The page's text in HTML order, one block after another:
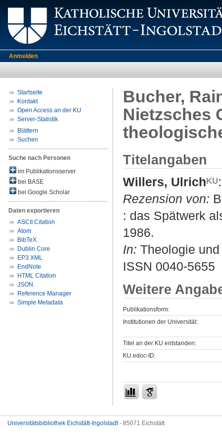
Anmelden
Startseite
Kontakt
Open Access an der KU
Server-Statistik
Blättern
Suchen
Suche nach Personen
im Publikationsserver
bei BASE
bei Google Scholar
Daten exportieren
ASCII Citation
Atom
BibTeX
Dublin Core
EP3 XML
EndNote
HTML Citation
JSON
Reference Manager
Simple Metadata
Bucher,
Nietzsches
Titelangaben
Willers, Ulrich
:
Rezension von:
: das Spätwerk
1986.
In: Theologie
ISSN 0040-5655
Weitere
Publikationsform:
Institutionen der Universität:
Titel an der KU entstanden:
KU.edoc-ID:
Universitätsbibliothek Eichstätt-Ingolstadt- 85071 Eichstätt